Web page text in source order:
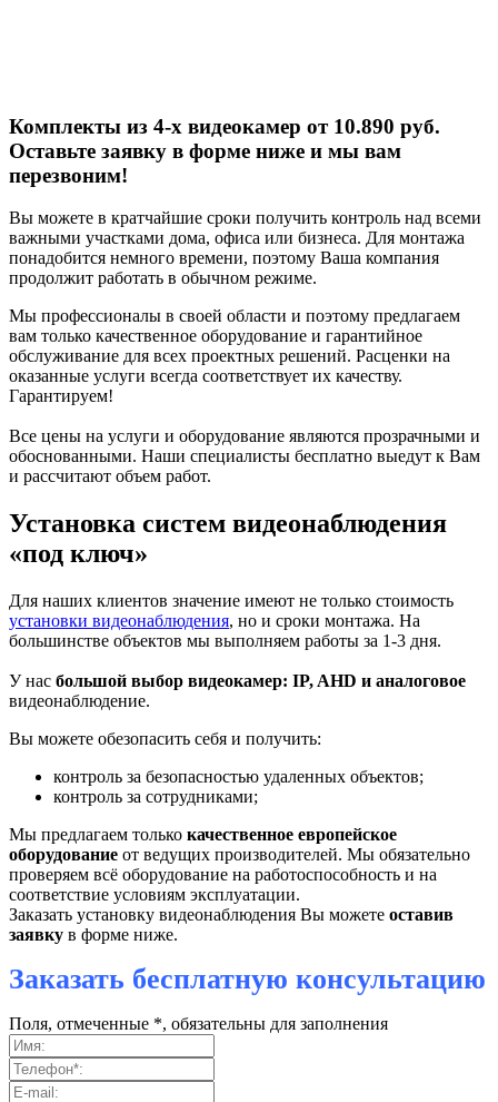
Комплекты из 4-х видеокамер от 10.890 руб.
Оставьте заявку в форме ниже и мы вам
перезвоним!
Вы можете в кратчайшие сроки получить контроль над всеми
важными участками дома, офиса или бизнеса. Для монтажа
понадобится немного времени, поэтому Ваша компания
продолжит работать в обычном режиме.
Мы профессионалы в своей области и поэтому предлагаем
вам только качественное оборудование и гарантийное
обслуживание для всех проектных решений. Расценки на
оказанные услуги всегда соответствует их качеству.
Гарантируем!
Все цены на услуги и оборудование являются прозрачными и
обоснованными. Наши специалисты бесплатно выедут к Вам
и рассчитают объем работ.
Установка систем видеонаблюдения
«под ключ»
Для наших клиентов значение имеют не только стоимость
установки видеонаблюдения, но и сроки монтажа. На
большинстве объектов мы выполняем работы за 1-3 дня.
У нас большой выбор видеокамер: IP, AHD и аналоговое
видеонаблюдение.
Вы можете обезопасить себя и получить:
контроль за безопасностью удаленных объектов;
контроль за сотрудниками;
Мы предлагаем только качественное европейское
оборудование от ведущих производителей. Мы обязательно
проверяем всё оборудование на работоспособность и на
соответствие условиям эксплуатации.
Заказать установку видеонаблюдения Вы можете оставив
заявку в форме ниже.
Заказать бесплатную консультацию
Поля, отмеченные *, обязательны для заполнения